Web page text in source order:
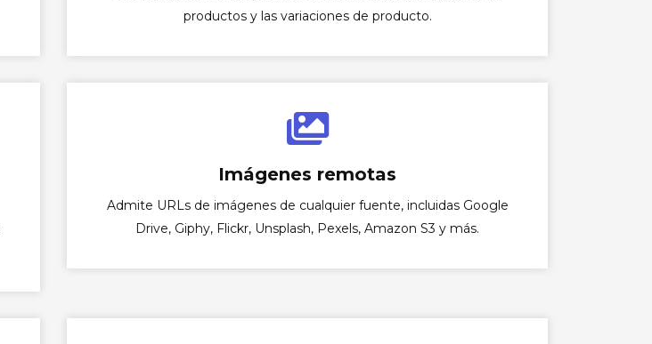
productos y las variaciones de producto.
Imágenes remotas
Admite URLs de imágenes de cualquier fuente, incluidas Google
Drive, Giphy, Flickr, Unsplash, Pexels, Amazon S3 y más.